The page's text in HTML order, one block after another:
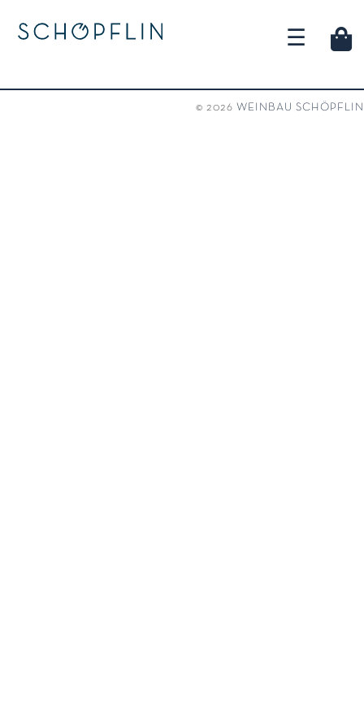
☰
© 2026 WEINBAU SCHÖPFLIN